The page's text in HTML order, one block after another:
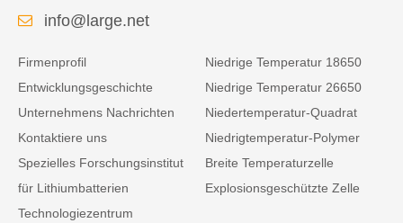
info@large.net
Firmenprofil
Entwicklungsgeschichte
Unternehmens Nachrichten
Kontaktiere uns
Spezielles Forschungsinstitut
für Lithiumbatterien
Technologiezentrum
Niedrige Temperatur 18650
Niedrige Temperatur 26650
Niedertemperatur-Quadrat
Niedrigtemperatur-Polymer
Breite Temperaturzelle
Explosionsgeschützte Zelle